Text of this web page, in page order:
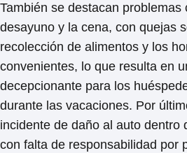
También se destacan problemas
desayuno y la cena, con quejas
recolección de alimentos y los
convenientes, lo que resulta en
decepcionante para los
durante las vacaciones. Por
incidente de daño al auto dentro
con falta de responsabilidad por